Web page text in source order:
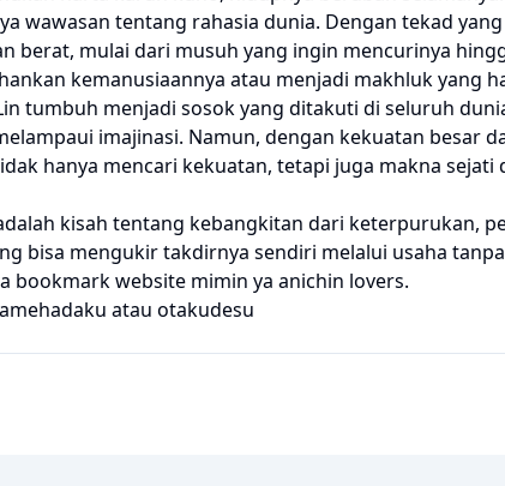
wawasan tentang rahasia dunia. Dengan tekad
berat, mulai dari musuh yang ingin mencurinya
kemanusiaannya atau menjadi makhluk yang
tumbuh menjadi sosok yang ditakuti di seluruh
imajinasi. Namun, dengan kekuatan besar
hanya mencari kekuatan, tetapi juga makna
kisah tentang kebangkitan dari keterpurukan,
bisa mengukir takdirnya sendiri melalui usaha
bookmark website mimin ya anichin lovers.
atau otakudesu